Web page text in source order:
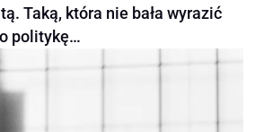
Taką, która nie bała wyrazić
politykę…